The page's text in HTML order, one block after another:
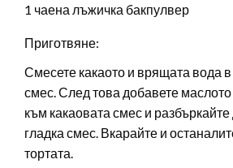
1 чаена лъжичка бакпулвер
Приготвяне:
Смесете какаото и врящата вода в
смес. След това добавете
към какаовата смес и
гладка смес. Вкарайте и
тортата.